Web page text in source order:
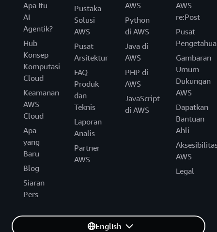
Apa Itu
AI
Agentik?
Hub
Konsep
Komputasi
Cloud
Keamanan
AWS
Cloud
Apa
yang
Baru
Blog
Siaran
Pers
Pustaka
Solusi
AWS
Pusat
Arsitektur
FAQ
Produk
dan
Teknis
Laporan
Analis
Partner
AWS
AWS
Python
di AWS
Java di
AWS
PHP di
AWS
JavaScript
di AWS
AWS
re:Post
Pusat
Gambaran
Umum
Dukungan
AWS
Dapatkan
Bantuan
Ahli
AWS
Legal
English